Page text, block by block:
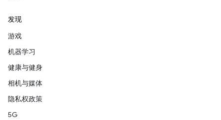
发现
游戏
机器学习
健康与健身
相机与媒体
隐私权政策
5G